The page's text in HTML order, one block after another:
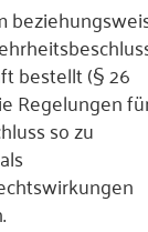
bestellt (§ 26
Regelungen
so zu